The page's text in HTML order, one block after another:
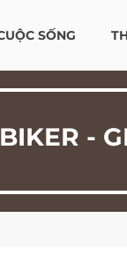
SỐNG
-